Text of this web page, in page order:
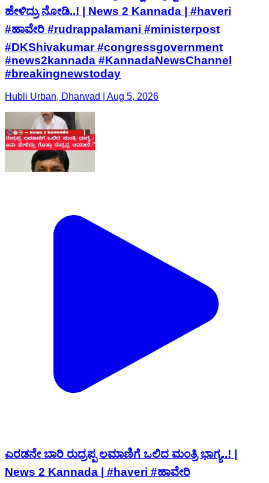
ಹೇಳಿದ್ರು ನೋಡಿ..! | News 2 Kannada | #haveri
#ಹಾವೇರಿ #rudrappalamani #ministerpost
#DKShivakumar #congressgovernment
#news2kannada #KannadaNewsChannel
#breakingnewstoday
Hubli Urban, Dharwad | Aug 5, 2026
ಎರಡನೇ ಬಾರಿ ರುದ್ರಪ್ಪ ಲಮಾಣಿಗೆ ಒಲಿದ ಮಂತ್ರಿ ಭಾಗ್ಯ..! |
News 2 Kannada | #haveri #ಹಾವೇರಿ